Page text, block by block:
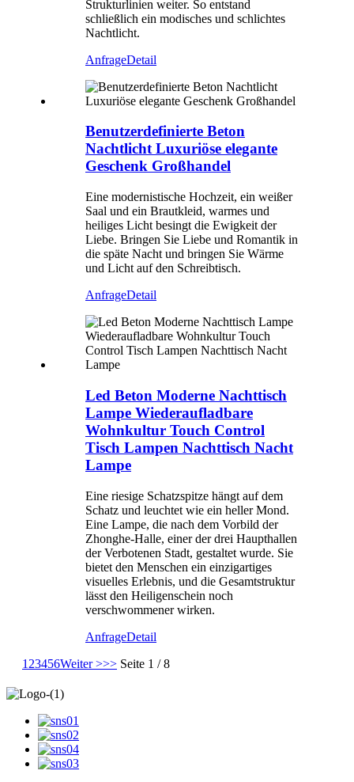
Strukturlinien weiter. So entstand
schließlich ein modisches und schlichtes
Nachtlicht.
AnfrageDetail
Benutzerdefinierte Beton
Nachtlicht Luxuriöse elegante
Geschenk Großhandel
Eine modernistische Hochzeit, ein weißer
Saal und ein Brautkleid, warmes und
heiliges Licht besingt die Ewigkeit der
Liebe. Bringen Sie Liebe und Romantik in
die späte Nacht und bringen Sie Wärme
und Licht auf den Schreibtisch.
AnfrageDetail
Led Beton Moderne Nachttisch
Lampe Wiederaufladbare
Wohnkultur Touch Control
Tisch Lampen Nachttisch Nacht
Lampe
Eine riesige Schatzspitze hängt auf dem
Schatz und leuchtet wie ein heller Mond.
Eine Lampe, die nach dem Vorbild der
Zhonghe-Halle, einer der drei Haupthallen
der Verbotenen Stadt, gestaltet wurde. Sie
bietet den Menschen ein einzigartiges
visuelles Erlebnis, und die Gesamtstruktur
lässt den Heiligenschein noch
verschwommener wirken.
AnfrageDetail
1 23456Weiter >>> Seite 1 / 8